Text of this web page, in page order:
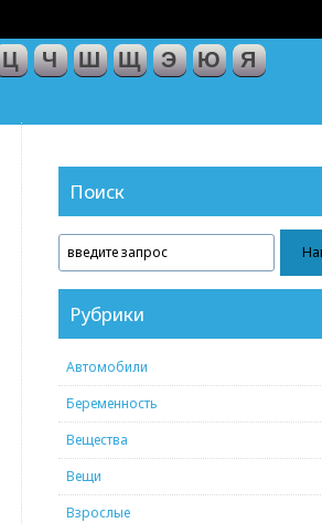
Ц Ч Ш Щ Э Ю Я
Поиск
Рубрики
Автомобили
Беременность
Вещества
Вещи
Взрослые